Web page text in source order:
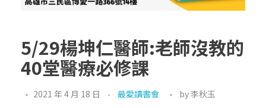
5/29楊坤仁醫師:老師沒教的
40堂醫療必修課
2021 年 4 月 18 日 最愛讀書會 by李秋玉